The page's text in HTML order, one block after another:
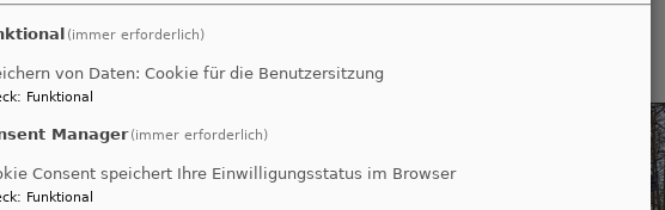
Buchbach ausgebaut und zur vorläufigen Lagerung an die
Gemeinde Steinbach am Wald übergeben.
(immer erforderlich)
von Daten: Cookie für die Benutzersitzung
: Funktional
Manager (immer erforderlich)
Consent speichert Ihre Einwilligungsstatus im Browser
: Funktional